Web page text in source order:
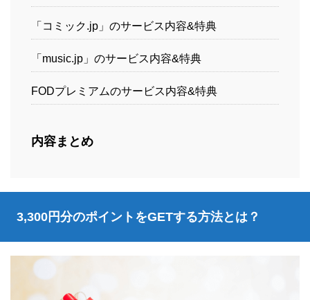
「コミック.jp」のサービス内容&特典
「music.jp」のサービス内容&特典
FODプレミアムのサービス内容&特典
内容まとめ
3,300円分のポイントをGETする方法とは？